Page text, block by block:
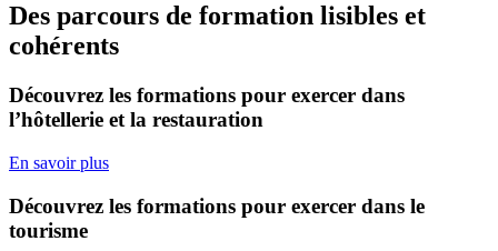
Des parcours de formation lisibles et
cohérents
Découvrez les formations pour exercer dans
l’hôtellerie et la restauration
En savoir plus
Découvrez les formations pour exercer dans le
tourisme